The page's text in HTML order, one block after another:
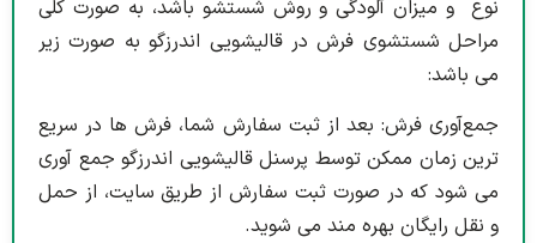
نوع و میزان آلودگی و روش شستشو باشد، به صورت کلی
مراحل شستشوی فرش در قالیشویی اندرزگو به صورت زیر
می باشد:
جمع‌آوری فرش: بعد از ثبت سفارش شما، فرش ها در سریع
ترین زمان ممکن توسط پرسنل قالیشویی اندرزگو جمع آوری
می شود که در صورت ثبت سفارش از طریق سایت، از حمل
و نقل رایگان بهره مند می شوید.